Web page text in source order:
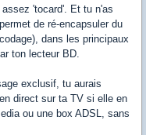
'tocard'. Et tu n'as
de ré-encapsuler du
dans les principaux
ton lecteur BD.
exclusif, tu aurais
direct sur ta TV si elle en
ou une box ADSL, sans